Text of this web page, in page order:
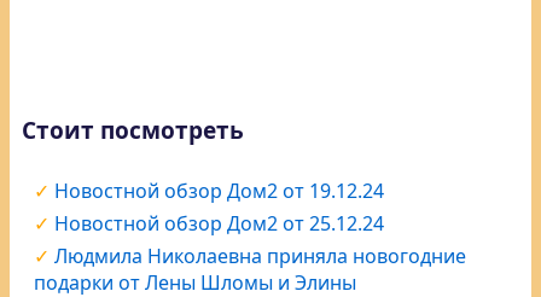
Стоит посмотреть
Новостной обзор Дом2 от 19.12.24
Новостной обзор Дом2 от 25.12.24
Людмила Николаевна приняла новогодние
подарки от Лены Шломы и Элины